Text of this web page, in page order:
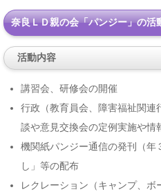
奈良ＬＤ親の会「パンジー」の活
活動内容
講習会、研修会の開催
行政（教育員会、障害福祉関連
談や意見交換会の定例実施や情
機関紙パンジー通信の発刊（年
し」等の配布
レクレーション（キャンプ、ボ